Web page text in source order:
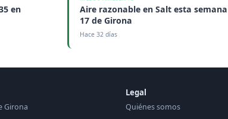
en
Aire razonable en Salt esta
17 de Girona
Hace 32 días
Girona
Legal
Quiénes somos